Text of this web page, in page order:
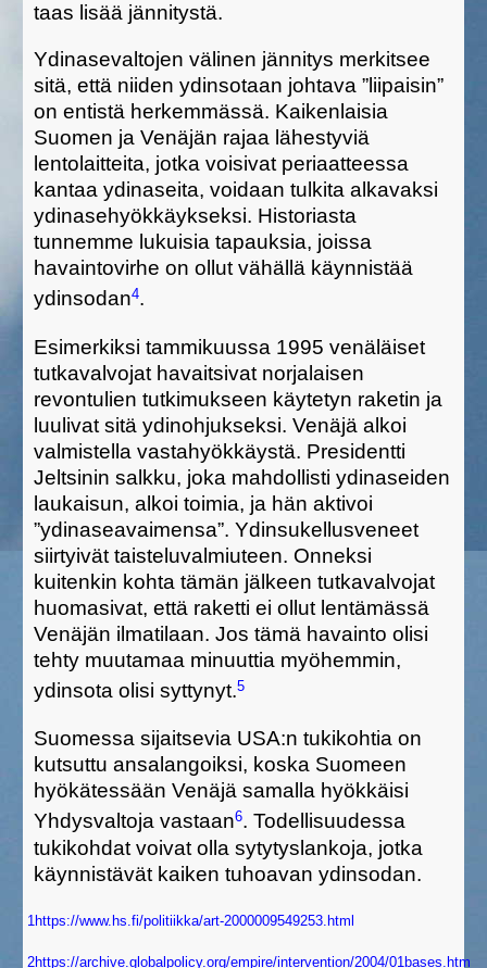
taas lisää jännitystä.
Ydinasevaltojen välinen jännitys merkitsee
sitä, että niiden ydinsotaan johtava ”liipaisin”
on entistä herkemmässä. Kaikenlaisia
Suomen ja Venäjän rajaa lähestyviä
lentolaitteita, jotka voisivat periaatteessa
kantaa ydinaseita, voidaan tulkita alkavaksi
ydinasehyökkäykseksi. Historiasta
tunnemme lukuisia tapauksia, joissa
havaintovirhe on ollut vähällä käynnistää
ydinsodan4.
Esimerkiksi tammikuussa 1995 venäläiset
tutkavalvojat havaitsivat norjalaisen
revontulien tutkimukseen käytetyn raketin ja
luulivat sitä ydinohjukseksi. Venäjä alkoi
valmistella vastahyökkäystä. Presidentti
Jeltsinin salkku, joka mahdollisti ydinaseiden
laukaisun, alkoi toimia, ja hän aktivoi
”ydinaseavaimensa”. Ydinsukellusveneet
siirtyivät taisteluvalmiuteen. Onneksi
kuitenkin kohta tämän jälkeen tutkavalvojat
huomasivat, että raketti ei ollut lentämässä
Venäjän ilmatilaan. Jos tämä havainto olisi
tehty muutamaa minuuttia myöhemmin,
ydinsota olisi syttynyt.5
Suomessa sijaitsevia USA:n tukikohtia on
kutsuttu ansalangoiksi, koska Suomeen
hyökätessään Venäjä samalla hyökkäisi
Yhdysvaltoja vastaan6. Todellisuudessa
tukikohdat voivat olla sytytyslankoja, jotka
käynnistävät kaiken tuhoavan ydinsodan.
1https://www.hs.fi/politiikka/art-2000009549253.html
2https://archive.globalpolicy.org/empire/intervention/2004/01bases.htm